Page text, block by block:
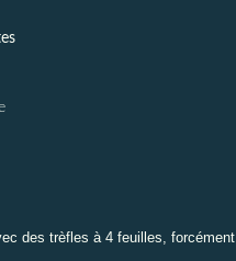
des trèfles à 4 feuilles, forcément